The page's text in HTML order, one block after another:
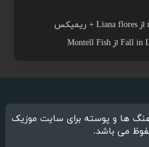
ها و پوسته برای سایت موزیک
می باشد.